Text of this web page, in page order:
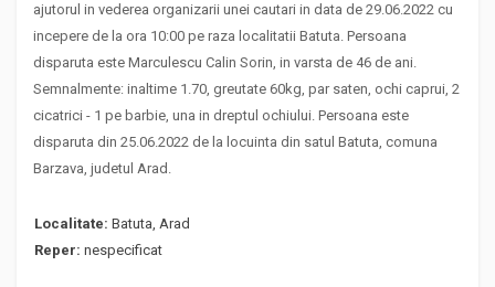
ajutorul in vederea organizarii unei cautari in data de 29.06.2022 cu
incepere de la ora 10:00 pe raza localitatii Batuta. Persoana
disparuta este Marculescu Calin Sorin, in varsta de 46 de ani.
Semnalmente: inaltime 1.70, greutate 60kg, par saten, ochi caprui, 2
cicatrici - 1 pe barbie, una in dreptul ochiului. Persoana este
disparuta din 25.06.2022 de la locuinta din satul Batuta, comuna
Barzava, judetul Arad.
Localitate: Batuta, Arad
Reper: nespecificat